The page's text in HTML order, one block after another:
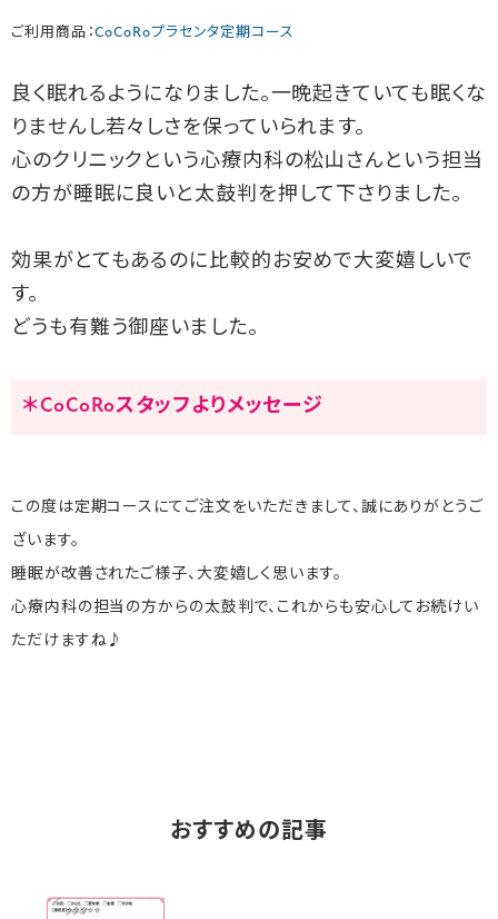
ご利用商品：CoCoRoプラセンタ定期コース
良く眠れるようになりました。一晩起きていても眠くな
りませんし若々しさを保っていられます。
心のクリニックという心療内科の松山さんという担当
の方が睡眠に良いと太鼓判を押して下さりました。
効果がとてもあるのに比較的お安めで大変嬉しいで
す。
どうも有難う御座いました。
＊CoCoRoスタッフよりメッセージ
この度は定期コースにてご注文をいただきまして、誠にありがとうご
ざいます。
睡眠が改善されたご様子、大変嬉しく思います。
心療内科の担当の方からの太鼓判で、これからも安心してお続けい
ただけますね♪
おすすめの記事